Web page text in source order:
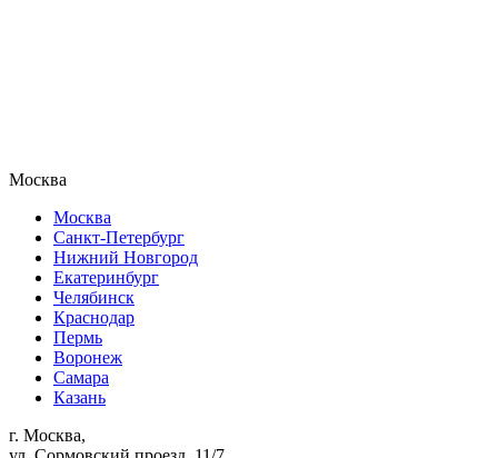
Москва
Москва
Санкт-Петербург
Нижний Новгород
Екатеринбург
Челябинск
Краснодар
Пермь
Воронеж
Самара
Казань
г. Москва,